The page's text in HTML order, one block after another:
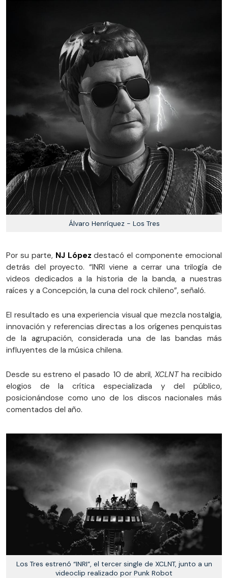
Álvaro Henríquez - Los Tres
Por su parte, NJ López destacó el componente emocional
detrás del proyecto. “INRI viene a cerrar una trilogía de
videos dedicados a la historia de la banda, a nuestras
raíces y a Concepción, la cuna del rock chileno”, señaló.
El resultado es una experiencia visual que mezcla nostalgia,
innovación y referencias directas a los orígenes penquistas
de la agrupación, considerada una de las bandas más
influyentes de la música chilena.
Desde su estreno el pasado 10 de abril, XCLNTha recibido
elogios de la crítica especializada y del público,
posicionándose como uno de los discos nacionales más
comentados del año.
Los Tres estrenó “INRI”, el tercer single de XCLNT, junto a un
videoclip realizado por Punk Robot